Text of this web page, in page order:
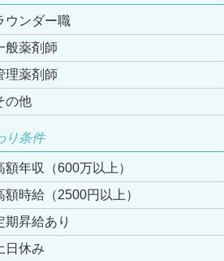
ウンダー職
般薬剤師
理薬剤師
の他
り条件
額年収（600万以上）
額時給（2500円以上）
期昇給あり
日休み